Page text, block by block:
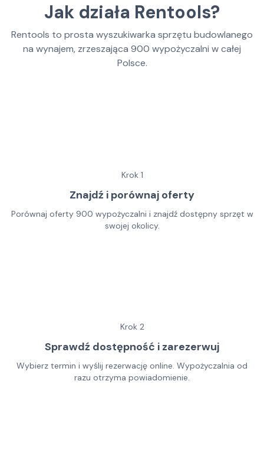
Jak działa Rentools?
Rentools to prosta wyszukiwarka sprzętu budowlanego
na wynajem, zrzeszająca 900 wypożyczalni w całej
Polsce.
Krok 1
Znajdź i porównaj oferty
Porównaj oferty 900 wypożyczalni i znajdź dostępny sprzęt w
swojej okolicy.
Krok 2
Sprawdź dostępność i zarezerwuj
Wybierz termin i wyślij rezerwację online. Wypożyczalnia od
razu otrzyma powiadomienie.